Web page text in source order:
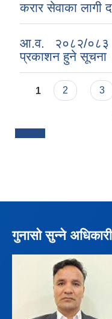
करार सेवाका
आ.व. २०८२/०८३
प्रकाशन हुने सूचना
Pages
1 2 3
गुनासो सुन्ने अधिकारी